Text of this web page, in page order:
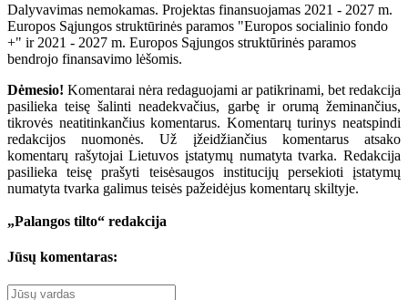
Dalyvavimas nemokamas. Projektas finansuojamas 2021 - 2027 m.
Europos Sąjungos struktūrinės paramos "Europos socialinio fondo
+" ir 2021 - 2027 m. Europos Sąjungos struktūrinės paramos
bendrojo finansavimo lėšomis.
Dėmesio! Komentarai nėra redaguojami ar patikrinami, bet redakcija
pasilieka teisę šalinti neadekvačius, garbę ir orumą žeminančius,
tikrovės neatitinkančius komentarus. Komentarų turinys neatspindi
redakcijos nuomonės. Už įžeidžiančius komentarus atsako
komentarų rašytojai Lietuvos įstatymų numatyta tvarka. Redakcija
pasilieka teisę prašyti teisėsaugos institucijų persekioti įstatymų
numatyta tvarka galimus teisės pažeidėjus komentarų skiltyje.
„Palangos tilto“ redakcija
Jūsų komentaras: